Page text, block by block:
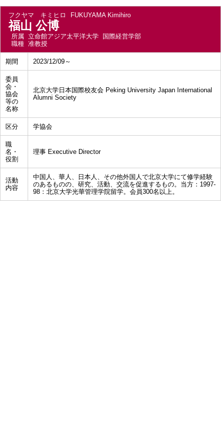
フクヤマ キミヒロ FUKUYAMA Kimihiro
福山 公博
所属 立命館アジア太平洋大学 国際経営学部
職種 准教授
期間 2023/12/09～
委員
会・
協会
等の
名称
北京大学日本国際校友会 Peking University Japan International
Alumni Society
区分 学協会
職
名・
役割
理事 Executive Director
活動
内容
中国人、華人、日本人、その他外国人で北京大学にて修学経験
のあるものの、研究、活動、交流を促進するもの。当方：1997-
98：北京大学光華管理学院留学。会員300名以上。